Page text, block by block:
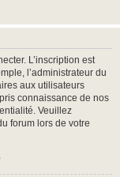
L’inscription est
l’administrateur du
aux utilisateurs
connaissance de nos
Veuillez
forum lors de votre